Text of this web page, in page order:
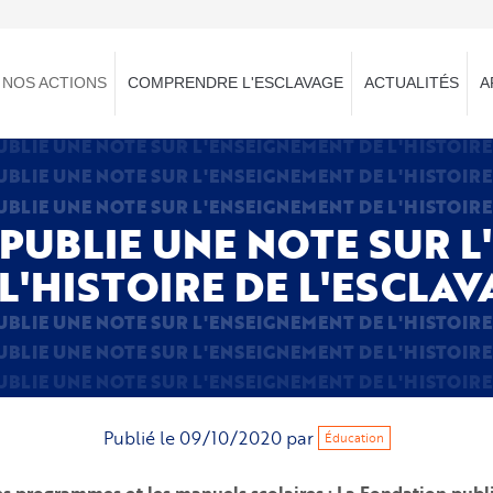
NOS ACTIONS COMPRENDRE L'ESCLAVAGE ACTUALITÉS
UNE NOTE SUR L'ENSEIGNEMENT DE
UNE NOTE SUR L'ENSEIGNEMENT DE
UNE NOTE SUR L'ENSEIGNEMENT DE
UNE NOTE SUR
DE
UNE NOTE SUR L'ENSEIGNEMENT DE
UNE NOTE SUR L'ENSEIGNEMENT DE
UNE NOTE SUR L'ENSEIGNEMENT DE
Publié le 09/10/2020 par Éducation